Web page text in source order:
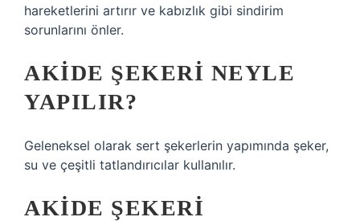
hareketlerini artırır ve kabızlık gibi sindirim
sorunlarını önler.
AKIDE ŞEKERI NEYLE
YAPILIR?
Geleneksel olarak sert şekerlerin yapımında şeker,
su ve çeşitli tatlandırıcılar kullanılır.
AKIDE ŞEKERI